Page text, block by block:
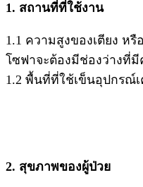
1. สถานที่ที่ใช้งาน
1.1 ความสูงของเตียง ห
โซฟาจะต้องมีช่องว่างที่มี
1.2 พื้นที่ที่ใช้เข็นอุปกรณ์เ
2. สุขภาพของผู้ป่วย